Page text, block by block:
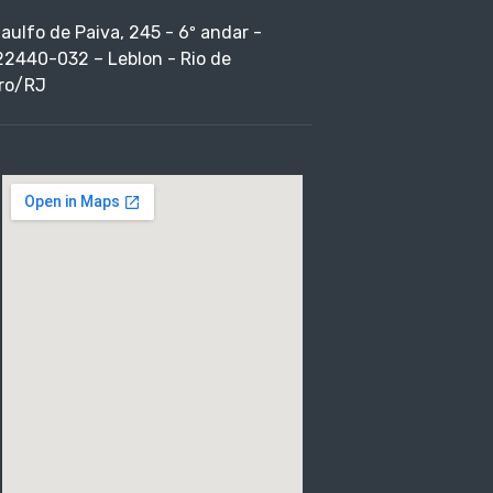
de Paiva, 245 - 6º andar -
032 – Leblon - Rio de
RJ